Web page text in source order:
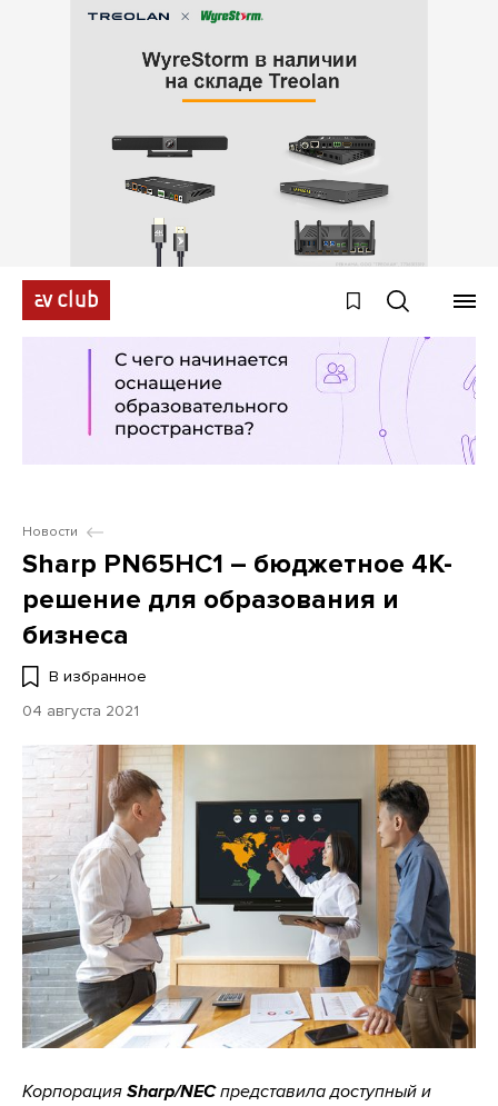
Новости
Sharp PN65HC1 – бюджетное 4K-
решение для образования и
бизнеса
В избранное
04 августа 2021
Корпорация Sharp/NECпредставила доступный и